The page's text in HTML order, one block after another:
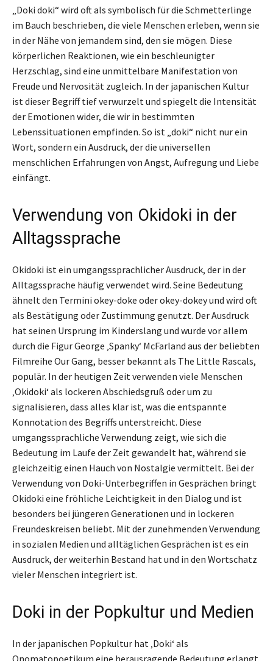
„Doki doki“ wird oft als symbolisch für die Schmetterlinge
im Bauch beschrieben, die viele Menschen erleben, wenn sie
in der Nähe von jemandem sind, den sie mögen. Diese
körperlichen Reaktionen, wie ein beschleunigter
Herzschlag, sind eine unmittelbare Manifestation von
Freude und Nervosität zugleich. In der japanischen Kultur
ist dieser Begriff tief verwurzelt und spiegelt die Intensität
der Emotionen wider, die wir in bestimmten
Lebenssituationen empfinden. So ist „doki“ nicht nur ein
Wort, sondern ein Ausdruck, der die universellen
menschlichen Erfahrungen von Angst, Aufregung und Liebe
einfängt.
Verwendung von Okidoki in der
Alltagssprache
Okidoki ist ein umgangssprachlicher Ausdruck, der in der
Alltagssprache häufig verwendet wird. Seine Bedeutung
ähnelt den Termini okey-doke oder okey-dokey und wird oft
als Bestätigung oder Zustimmung genutzt. Der Ausdruck
hat seinen Ursprung im Kinderslang und wurde vor allem
durch die Figur George ‚Spanky‘ McFarland aus der beliebten
Filmreihe Our Gang, besser bekannt als The Little Rascals,
populär. In der heutigen Zeit verwenden viele Menschen
‚Okidoki‘ als lockeren Abschiedsgruß oder um zu
signalisieren, dass alles klar ist, was die entspannte
Konnotation des Begriffs unterstreicht. Diese
umgangssprachliche Verwendung zeigt, wie sich die
Bedeutung im Laufe der Zeit gewandelt hat, während sie
gleichzeitig einen Hauch von Nostalgie vermittelt. Bei der
Verwendung von Doki-Unterbegriffen in Gesprächen bringt
Okidoki eine fröhliche Leichtigkeit in den Dialog und ist
besonders bei jüngeren Generationen und in lockeren
Freundeskreisen beliebt. Mit der zunehmenden Verwendung
in sozialen Medien und alltäglichen Gesprächen ist es ein
Ausdruck, der weiterhin Bestand hat und in den Wortschatz
vieler Menschen integriert ist.
Doki in der Popkultur und Medien
In der japanischen Popkultur hat ‚Doki‘ als